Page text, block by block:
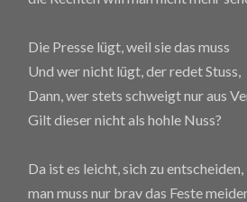
Die Presse lügt, weil sie das muss
Und wer nicht lügt, der redet Stuss,
Dann, wer stets schweigt nur aus
Gilt dieser nicht als hohle Nuss?
Da ist es leicht, sich zu entscheiden,
man muss nur brav das Feste